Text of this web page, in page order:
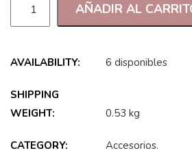
AÑADIR AL
AVAILABILITY: 6 disponibles
SHIPPING
WEIGHT:
0.53 kg
CATEGORY: Accesorios.